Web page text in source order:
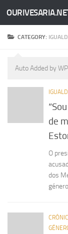
Skip to content
CATEGORY:
Auto Added by
de
O
dos